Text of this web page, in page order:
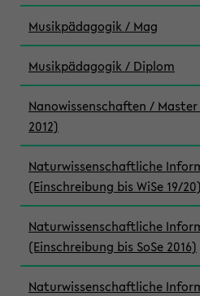
Musikpädagogik / Mag
Musikpädagogik / Diplom
Nanowissenschaften /
2012)
Naturwissenschaftliche
(Einschreibung bis WiSe 19/20)
Naturwissenschaftliche
(Einschreibung bis SoSe 2016)
Naturwissenschaftliche